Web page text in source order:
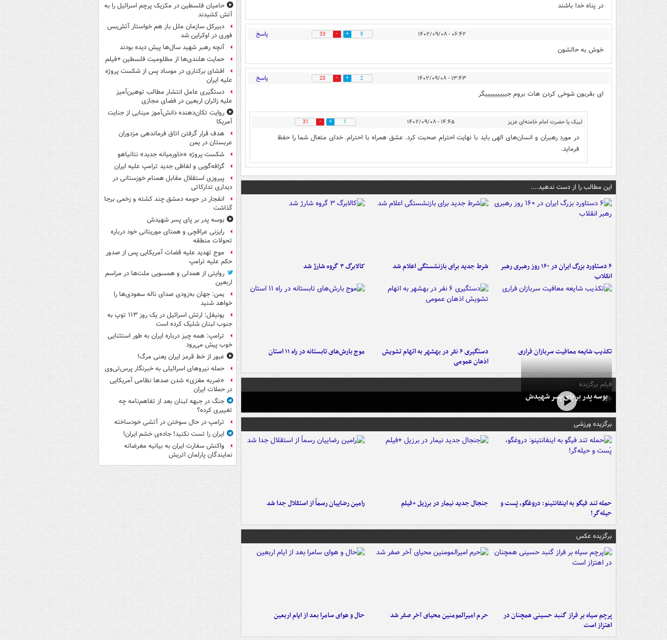
در پناه خدا باشند
۰۶:۴۲ - ۱۴۰۲/۰۹/۰۸ 8
33 پاسخ
خوش به حالشون
۱۳:۴۳ - ۱۴۰۲/۰۹/۰۸ 2
20 پاسخ
ای بقربون شوخی کردن هات بروم جیییییییییگر
لبیک یا حضرت امام خامنه‌ای عزیز ۱۴:۴۵ - ۱۴۰۲/۰۹/۰۸ 1
31
در مورد رهبران و انسان‌های الهی باید با نهایت احترام صحبت کرد. عشق همراه با احترام. خدای متعال شما را حفظ
فرماید.
این مطالب را از دست ندهید....
۶ دستاورد بزرگ ایران در ۱۶۰ روز رهبری رهبر
انقلاب
شرط جدید برای بازنشستگی اعلام شد کالابرگ ۳ گروه شارژ شد
تکذیب شایعه معافیت سربازان فراری
دستگیری ۶ نفر در بهشهر به اتهام تشویش
اذهان عمومی
موج بارش‌های تابستانه در راه ۱۱ استان
فیلم برگزیده
بوسه‌ پدر بر پای پسر شهیدش
برگزیده ورزشی
حمله تند فیگو به اینفانتینو: دروغگو، پَست‌ و
حیله‌گر!
جنجال جدید نیمار در برزیل +فیلم رامین رضاییان رسماً از استقلال جدا شد
برگزیده عکس
پرچم سیاه بر فراز گنبد حسینی همچنان در
اهتزاز است
حرم امیرالمومنین محیای آخر صفر شد حال و هوای سامرا بعد از ایام اربعین
حامیان فلسطین در مکزیک پرچم اسرائیل را به
آتش کشیدند
دبیرکل سازمان ملل باز هم خواستار آتش‌بس
فوری در اوکراین شد
آنچه رهبر شهید سال‌ها پیش دیده بودند
حمایت هلندی‌ها از مظلومیت فلسطین +فیلم
افشای برکناری در موساد پس از شکست پروژه
علیه ایران
دستگیری عامل انتشار مطالب توهین‌آمیز
علیه زائران اربعین در فضای مجازی
روایت تکان‌دهنده دانش‌آموز مینابی از جنایت
آمریکا
هدف قرار گرفتن اتاق‌ فرماندهی مزدوران
عربستان در یمن
شکست پروژه «خاورمیانه جدید» نتانیاهو
گزافه‌گویی و لفاظی جدید ترامپ علیه ایران
پیروزی استقلال مقابل همنام خوزستانی در
دیداری تدارکاتی
انفجار در حومه دمشق چند کشته و زخمی برجا
گذاشت
بوسه‌ پدر بر پای پسر شهیدش
رایزنی عراقچی و همتای موریتانی خود درباره
تحولات منطقه
موج تهدید علیه قضات آمریکایی پس از صدور
حکم علیه ترامپ
روایتی از همدلی و همسویی ملت‌ها در مراسم
اربعین
یمن: جهان به‌زودی صدای ناله سعودی‌ها را
خواهد شنید
یونیفل: ارتش اسرائیل در یک روز ۱۱۳ توپ به
جنوب لبنان شلیک کرده است
ترامپ: همه چیز درباره ایران به طور استثنایی
خوب پیش می‌رود
عبور از خط قرمز ایران یعنی مرگ!
حمله نیروهای اسرائیلی به خبرنگار پرس‌تی‌وی
«ضربه مغزی» شدن صدها نظامی آمریکایی
در حملات ایران
جنگ در جبهه لبنان بعد از تفاهم‌نامه چه
تغییری کرده؟
ترامپ در حال سوختن در آتشی خودساخته
ایران را تست نکنید! جاده‌ی خشم ایران!
واکنش سفارت ایران به بیانیه مغرضانه
نمایندگان پارلمان اتریش